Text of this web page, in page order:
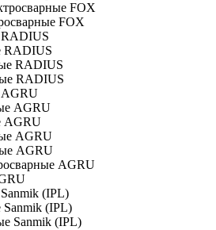
FOX
FOX
RADIUS
RADIUS
RADIUS
AGRU
AGRU
AGRU
AGRU
AGRU
AGRU
(IPL)
Sanmik (IPL)
Sanmik (IPL)